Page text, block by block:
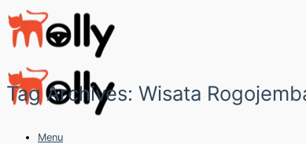
Skip
to
content
Menu
Tag Archives: Wisata